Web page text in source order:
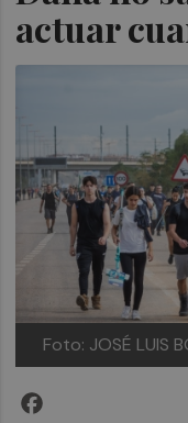
actuar
Foto: JOSÉ LUIS